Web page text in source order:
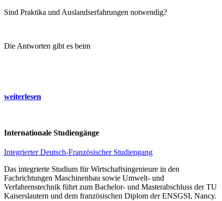
Sind Praktika und Auslandserfahrungen notwendig?
Die Antworten gibt es beim
weiterlesen
Internationale Studiengänge
Integrierter Deutsch-Französischer Studiengang
Das integrierte Studium für Wirtschaftsingenieure in den
Fachrichtungen Maschinenbau sowie Umwelt- und
Verfahrenstechnik führt zum Bachelor- und Masterabschluss der TU
Kaiserslautern und dem französischen Diplom der ENSGSI, Nancy.